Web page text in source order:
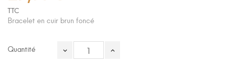
TTC
Bracelet en cuir brun foncé
Quantité